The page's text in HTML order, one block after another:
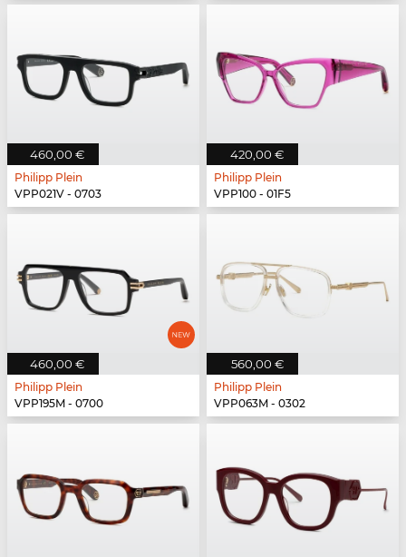
460,00 €
Philipp Plein
VPP021V - 0703
420,00 €
Philipp Plein
VPP100 - 01F5
460,00 €
Philipp Plein
VPP195M - 0700
560,00 €
Philipp Plein
VPP063M - 0302